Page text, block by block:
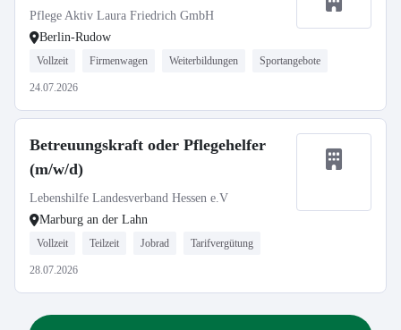
Pflege Aktiv Laura Friedrich GmbH
Berlin-Rudow
Vollzeit Firmenwagen Weiterbildungen Sportangebote
24.07.2026
Betreuungskraft oder Pflegehelfer
(m/w/d)
Lebenshilfe Landesverband Hessen e.V
Marburg an der Lahn
Vollzeit Teilzeit Jobrad Tarifvergütung
28.07.2026